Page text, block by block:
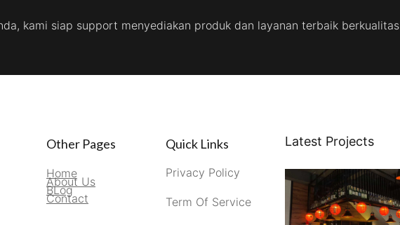
kami siap support menyediakan produk dan layanan terbaik berkualitas
Other Pages
Home
About Us
BLog
Contact
Quick Links
Privacy Policy
Term Of Service
Latest Projects